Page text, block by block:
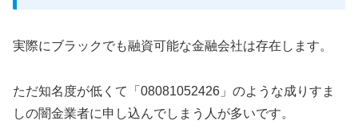
実際にブラックでも融資可能な金融会社は存在します。
ただ知名度が低くて「08081052426」のような成りすま
しの闇金業者に申し込んでしまう人が多いです。